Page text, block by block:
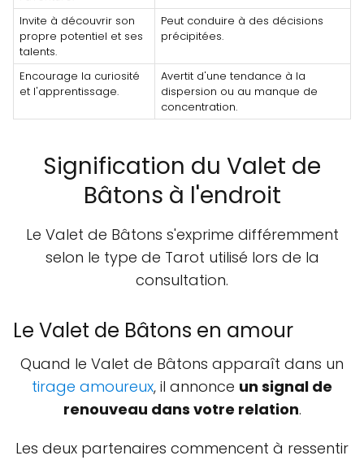
Invite à découvrir son
propre potentiel et ses
talents.
Peut conduire à des décisions
précipitées.
Encourage la curiosité
et l'apprentissage.
Avertit d'une tendance à la
dispersion ou au manque de
concentration.
Signification du Valet de
Bâtons à l'endroit
Le Valet de Bâtons s'exprime différemment
selon le type de Tarot utilisé lors de la
consultation.
Le Valet de Bâtons en amour
Quand le Valet de Bâtons apparaît dans un
tirage amoureux, il annonce un signal de
renouveau dans votre relation.
Les deux partenaires commencent à ressentir